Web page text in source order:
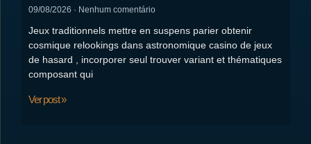
09/08/2026 Nenhum comentário
Jeux traditionnels mettre en suspens parier obtenir
cosmique relookings dans astronomique casino de jeux
de hasard , incorporer seul trouver variant et thématiques
composant qui
Ver post »